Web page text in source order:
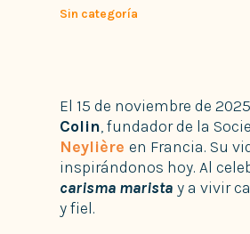
Sin categoría
El 15 de noviembre de
Colin, fundador de la
Neylière en Francia. Su
inspirándonos hoy. Al
carisma marista y a vivir
y fiel.